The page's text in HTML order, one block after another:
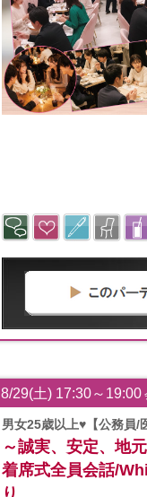
8/29(土) 17:30～19:00
男女25歳以上♥【公務員/
～誠実、安定、地
着席式全員会話/
り